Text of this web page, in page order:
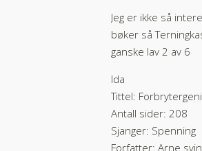
Jeg er ikke så
bøker så
ganske lav 2 av 6
Ida
Tittel:
Antall sider: 208
Sjanger: Spenning
Forfatter: Arne